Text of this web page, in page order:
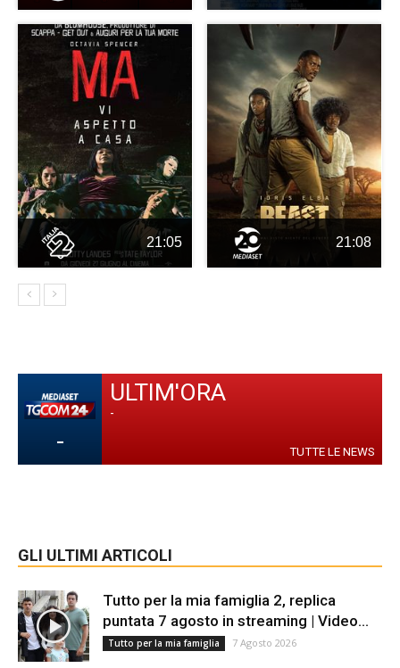
21:05 21:08
-
ULTIM'ORA
-
TUTTE LE NEWS
GLI ULTIMI ARTICOLI
Tutto per la mia famiglia 2, replica
puntata 7 agosto in streaming | Video...
Tutto per la mia famiglia 7 Agosto 2026